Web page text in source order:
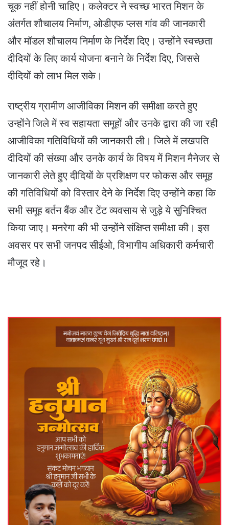
चूक नहीं होनी चाहिए। कलेक्टर ने स्वच्छ भारत मिशन के
अंतर्गत शौचालय निर्माण, ओडीएफ प्लस गांव की जानकारी
और मॉडल शौचालय निर्माण के निर्देश दिए। उन्होंने स्वच्छता
दीदियों के लिए कार्य योजना बनाने के निर्देश दिए, जिससे
दीदियों को लाभ मिल सके।
राष्ट्रीय ग्रामीण आजीविका मिशन की समीक्षा करते हुए
उन्होंने जिले में स्व सहायता समूहों और उनके द्वारा की जा रही
आजीविका गतिविधियों की जानकारी ली। जिले में लखपति
दीदियों की संख्या और उनके कार्य के विषय में मिशन मैनेजर से
जानकारी लेते हुए दीदियों के प्रशिक्षण पर फोकस और समूह
की गतिविधियों को विस्तार देने के निर्देश दिए उन्होंने कहा कि
सभी समूह बर्तन बैंक और टेंट व्यवसाय से जुड़े ये सुनिश्चित
किया जाए। मनरेगा की भी उन्होंने संक्षिप्त समीक्षा की। इस
अवसर पर सभी जनपद सीईओ, विभागीय अधिकारी कर्मचारी
मौजूद रहे।